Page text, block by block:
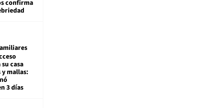
confirma
casa
mallas:
3 días